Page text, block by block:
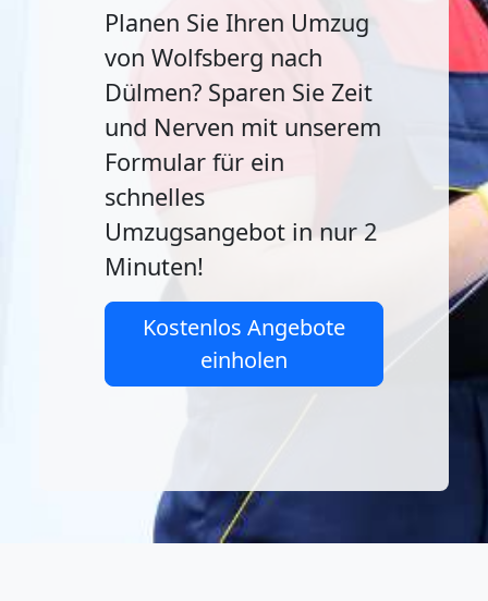
Planen Sie Ihren Umzug
von Wolfsberg nach
Dülmen? Sparen Sie Zeit
und Nerven mit unserem
Formular für ein
schnelles
Umzugsangebot in nur 2
Minuten!
Kostenlos Angebote
einholen